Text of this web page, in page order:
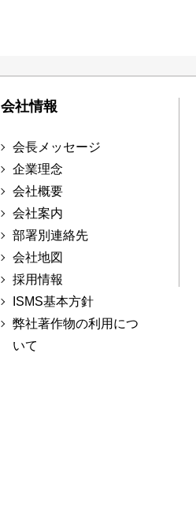
会社情報
会長メッセージ
企業理念
会社概要
会社案内
部署別連絡先
会社地図
採用情報
ISMS基本方針
弊社著作物の利用につ
いて